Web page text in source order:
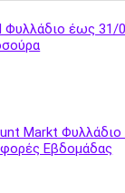
Φυλλάδιο έως 31/
Markt
Εβδομάδας